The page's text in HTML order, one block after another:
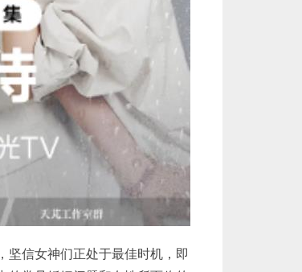
坚信女神们正处于最佳时机，即